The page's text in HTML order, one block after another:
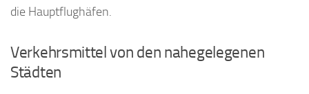
die Hauptflughäfen.
Verkehrsmittel von den nahegelegenen
Städten